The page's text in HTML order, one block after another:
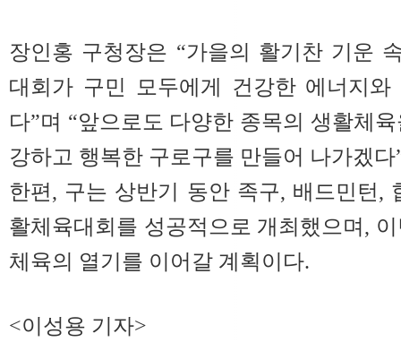
장인홍 구청장은 “가을의 활기찬 기운
대회가 구민 모두에게 건강한 에너지
다”며 “앞으로도 다양한 종목의 생활체
강하고 행복한 구로구를 만들어 나가겠다
한편, 구는 상반기 동안 족구, 배드민턴,
활체육대회를 성공적으로 개최했으며,
체육의 열기를 이어갈 계획이다.
<이성용 기자>